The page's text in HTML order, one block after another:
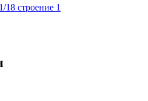
18 строение 1